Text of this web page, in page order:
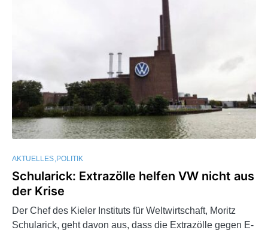
AKTUELLES POLITIK
Schularick: Extrazölle helfen VW nicht aus
der Krise
Der Chef des Kieler Instituts für Weltwirtschaft, Moritz
Schularick, geht davon aus, dass die Extrazölle gegen E-